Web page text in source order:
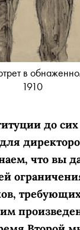
в
1910
до сих
что вы